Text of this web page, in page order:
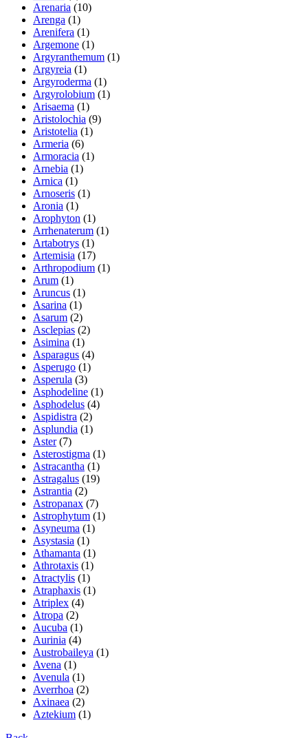
Arenaria (10)
Arenga (1)
Arenifera (1)
Argemone (1)
Argyranthemum (1)
Argyreia (1)
Argyroderma (1)
Argyrolobium (1)
Arisaema (1)
Aristolochia (9)
Aristotelia (1)
Armeria (6)
Armoracia (1)
Arnebia (1)
Arnica (1)
Arnoseris (1)
Aronia (1)
Arophyton (1)
Arrhenaterum (1)
Artabotrys (1)
Artemisia (17)
Arthropodium (1)
Arum (1)
Aruncus (1)
Asarina (1)
Asarum (2)
Asclepias (2)
Asimina (1)
Asparagus (4)
Asperugo (1)
Asperula (3)
Asphodeline (1)
Asphodelus (4)
Aspidistra (2)
Asplundia (1)
Aster(7)
Asterostigma (1)
Astracantha (1)
Astragalus (19)
Astrantia (2)
Astropanax (7)
Astrophytum (1)
Asyneuma (1)
Asystasia (1)
Athamanta (1)
Athrotaxis (1)
Atractylis (1)
Atraphaxis (1)
Atriplex (4)
Atropa (2)
Aucuba (1)
Aurinia (4)
Austrobaileya (1)
Avena (1)
Avenula (1)
Averrhoa (2)
Axinaea (2)
Aztekium (1)